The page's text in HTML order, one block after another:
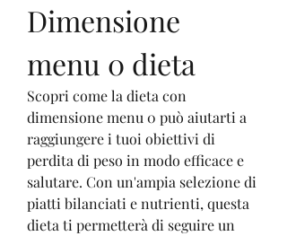
Dimensione
menu 0 dieta
Scopri come la dieta con
dimensione menu 0 può aiutarti a
raggiungere i tuoi obiettivi di
perdita di peso in modo efficace e
salutare. Con un'ampia selezione di
piatti bilanciati e nutrienti, questa
dieta ti permetterà di seguire un